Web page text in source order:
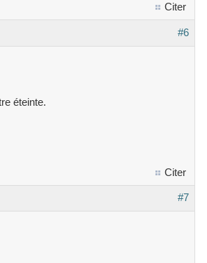
Citer
#6
éteinte.
Citer
#7